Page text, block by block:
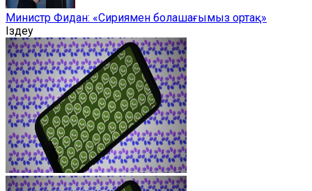
Министр Фидан: «Сириямен болашағымыз ортақ»
Іздеу